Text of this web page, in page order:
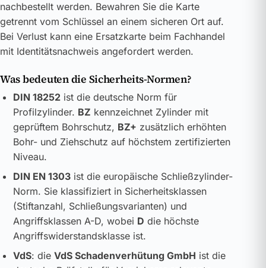
nachbestellt werden. Bewahren Sie die Karte
getrennt vom Schlüssel an einem sicheren Ort auf.
Bei Verlust kann eine Ersatzkarte beim Fachhandel
mit Identitätsnachweis angefordert werden.
Was bedeuten die Sicherheits-Normen?
DIN 18252ist die deutsche Norm für
Profilzylinder. BZ kennzeichnet Zylinder mit
geprüftem Bohrschutz, BZ+ zusätzlich erhöhten
Bohr- und Ziehschutz auf höchstem zertifizierten
Niveau.
DIN EN 1303ist die europäische Schließzylinder-
Norm. Sie klassifiziert in Sicherheitsklassen
(Stiftanzahl, Schließungsvarianten) und
Angriffsklassen A-D, wobei D die höchste
Angriffswiderstandsklasse ist.
VdS: die VdS Schadenverhütung GmbH ist die